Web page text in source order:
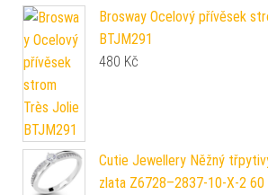
Brosway Ocelový přívěsek
BTJM291
480 Kč
Cutie Jewellery Něžný
zlata Z6728–2837-10-X-2 60